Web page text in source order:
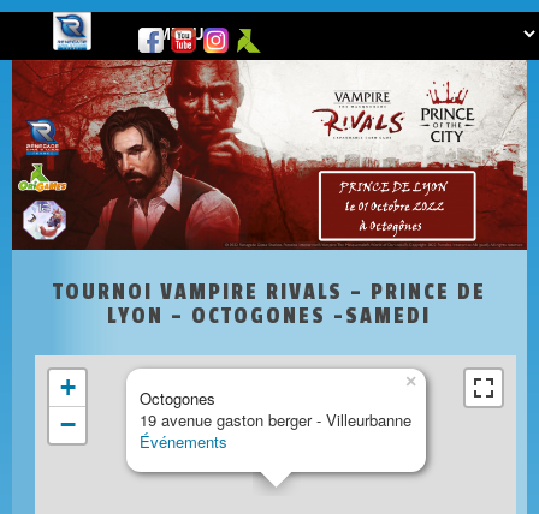
TOURNOI VAMPIRE RIVALS – PRINCE DE
LYON – OCTOGONES -SAMEDI
Octogones
19 avenue gaston berger - Villeurbanne
Événements
×
+
−